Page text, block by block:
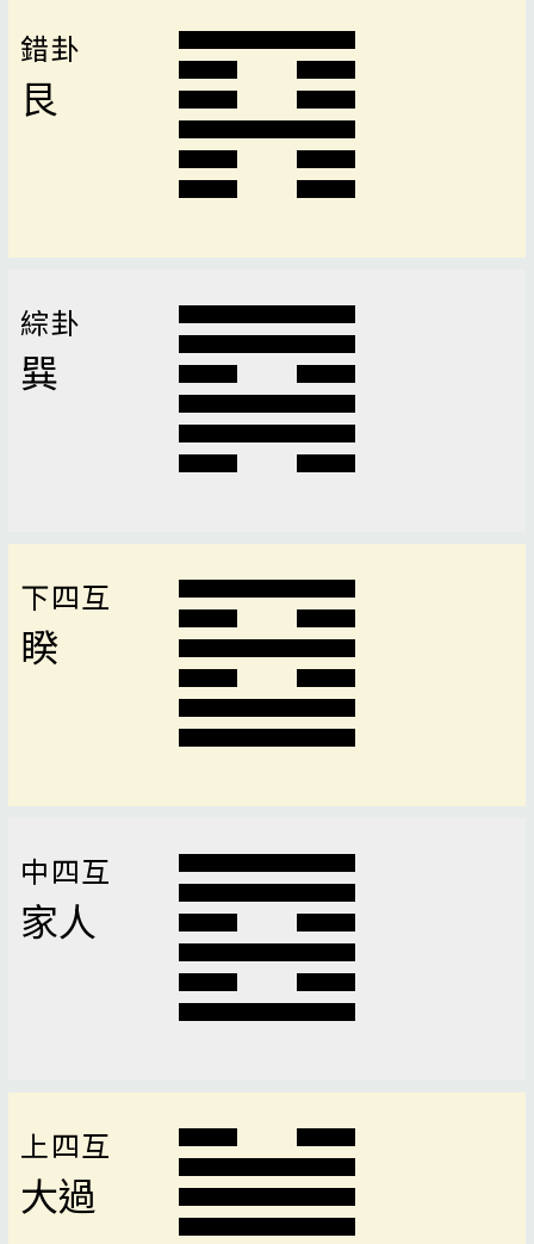
錯卦
艮
綜卦
巽
下四互
睽
中四互
家人
上四互
大過